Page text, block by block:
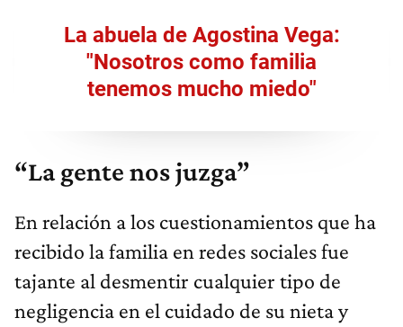
La abuela de Agostina Vega:
"Nosotros como familia
tenemos mucho miedo"
“La gente nos juzga”
En relación a los cuestionamientos que ha
recibido la familia en redes sociales fue
tajante al desmentir cualquier tipo de
negligencia en el cuidado de su nieta y